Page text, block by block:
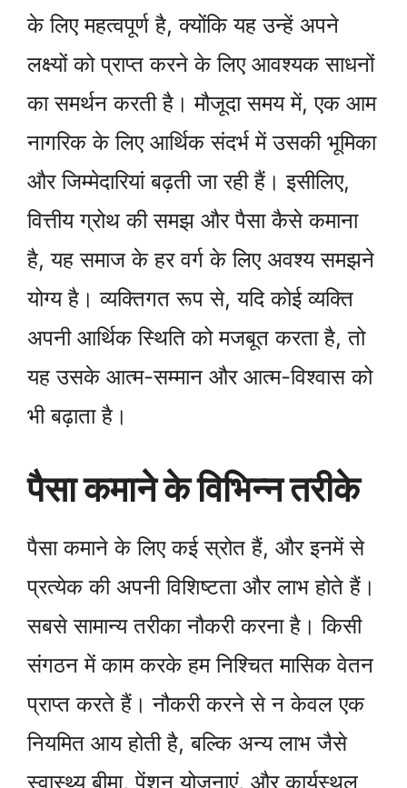
के लिए महत्वपूर्ण है, क्योंकि यह उन्हें अपने
लक्ष्यों को प्राप्त करने के लिए आवश्यक साधनों
का समर्थन करती है। मौजूदा समय में, एक आम
नागरिक के लिए आर्थिक संदर्भ में उसकी भूमिका
और जिम्मेदारियां बढ़ती जा रही हैं। इसीलिए,
वित्तीय ग्रोथ की समझ और पैसा कैसे कमाना
है, यह समाज के हर वर्ग के लिए अवश्य समझने
योग्य है। व्यक्तिगत रूप से, यदि कोई व्यक्ति
अपनी आर्थिक स्थिति को मजबूत करता है, तो
यह उसके आत्म-सम्मान और आत्म-विश्वास को
भी बढ़ाता है।
पैसा कमाने के विभिन्न तरीके
पैसा कमाने के लिए कई स्रोत हैं, और इनमें से
प्रत्येक की अपनी विशिष्टता और लाभ होते हैं।
सबसे सामान्य तरीका नौकरी करना है। किसी
संगठन में काम करके हम निश्चित मासिक वेतन
प्राप्त करते हैं। नौकरी करने से न केवल एक
नियमित आय होती है, बल्कि अन्य लाभ जैसे
स्वास्थ्य बीमा, पेंशन योजनाएं, और कार्यस्थल